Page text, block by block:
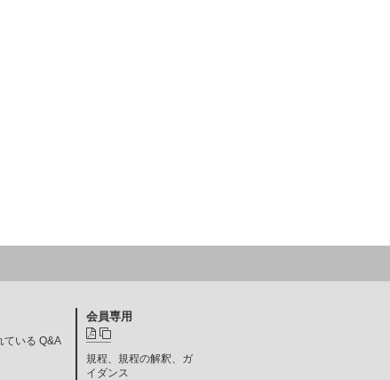
ている Q&A
会員専用
規程、規程の解釈、ガ
イダンス